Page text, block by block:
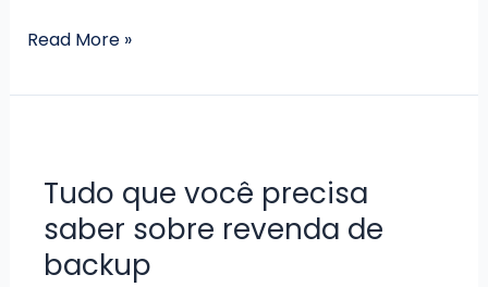
Qual
melhor
armazenamento
em
nuvem?
Read More »
Tudo que você precisa
saber sobre revenda de
backup